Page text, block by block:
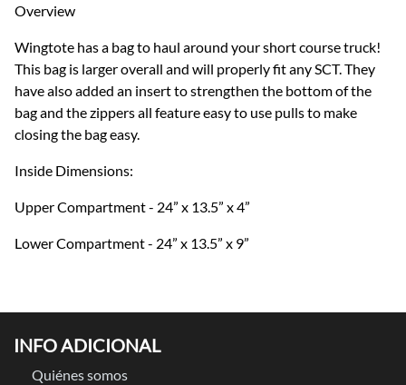
Overview
Wingtote has a bag to haul around your short course truck!
This bag is larger overall and will properly fit any SCT. They
have also added an insert to strengthen the bottom of the
bag and the zippers all feature easy to use pulls to make
closing the bag easy.
Inside Dimensions:
Upper Compartment - 24” x 13.5” x 4”
Lower Compartment - 24” x 13.5” x 9”
INFO ADICIONAL
Quiénes somos